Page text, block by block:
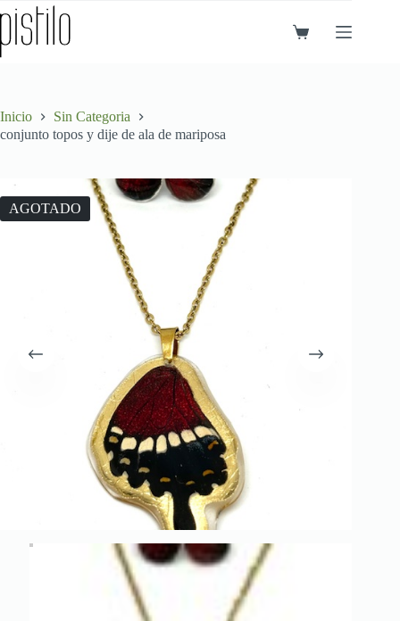
Saltar
al
contenido
Carro
Inicio
Sin Categoria
conjunto topos y dije de ala de mariposa
AGOTADO